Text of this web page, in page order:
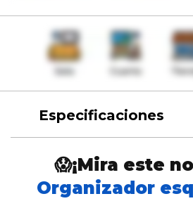
Especificaciones
😱¡Mira este
Organizador